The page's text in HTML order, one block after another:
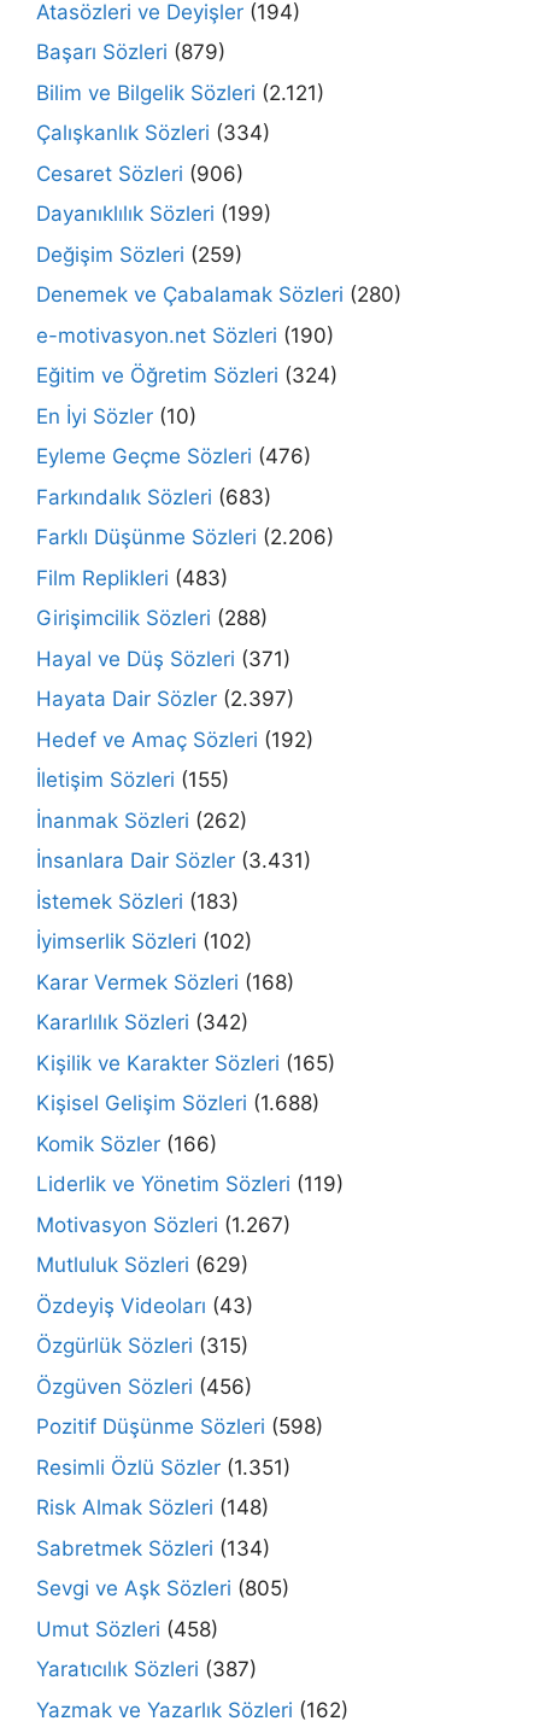
Atasözleri ve Deyişler (194)
Başarı Sözleri (879)
Bilim ve Bilgelik Sözleri (2.121)
Çalışkanlık Sözleri (334)
Cesaret Sözleri (906)
Dayanıklılık Sözleri (199)
Değişim Sözleri (259)
Denemek ve Çabalamak Sözleri (280)
e-motivasyon.net Sözleri (190)
Eğitim ve Öğretim Sözleri (324)
En İyi Sözler (10)
Eyleme Geçme Sözleri (476)
Farkındalık Sözleri (683)
Farklı Düşünme Sözleri (2.206)
Film Replikleri (483)
Girişimcilik Sözleri (288)
Hayal ve Düş Sözleri (371)
Hayata Dair Sözler (2.397)
Hedef ve Amaç Sözleri (192)
İletişim Sözleri (155)
İnanmak Sözleri (262)
İnsanlara Dair Sözler (3.431)
İstemek Sözleri (183)
İyimserlik Sözleri (102)
Karar Vermek Sözleri (168)
Kararlılık Sözleri (342)
Kişilik ve Karakter Sözleri (165)
Kişisel Gelişim Sözleri (1.688)
Komik Sözler (166)
Liderlik ve Yönetim Sözleri (119)
Motivasyon Sözleri (1.267)
Mutluluk Sözleri (629)
Özdeyiş Videoları (43)
Özgürlük Sözleri (315)
Özgüven Sözleri (456)
Pozitif Düşünme Sözleri (598)
Resimli Özlü Sözler (1.351)
Risk Almak Sözleri (148)
Sabretmek Sözleri (134)
Sevgi ve Aşk Sözleri (805)
Umut Sözleri (458)
Yaratıcılık Sözleri (387)
Yazmak ve Yazarlık Sözleri (162)